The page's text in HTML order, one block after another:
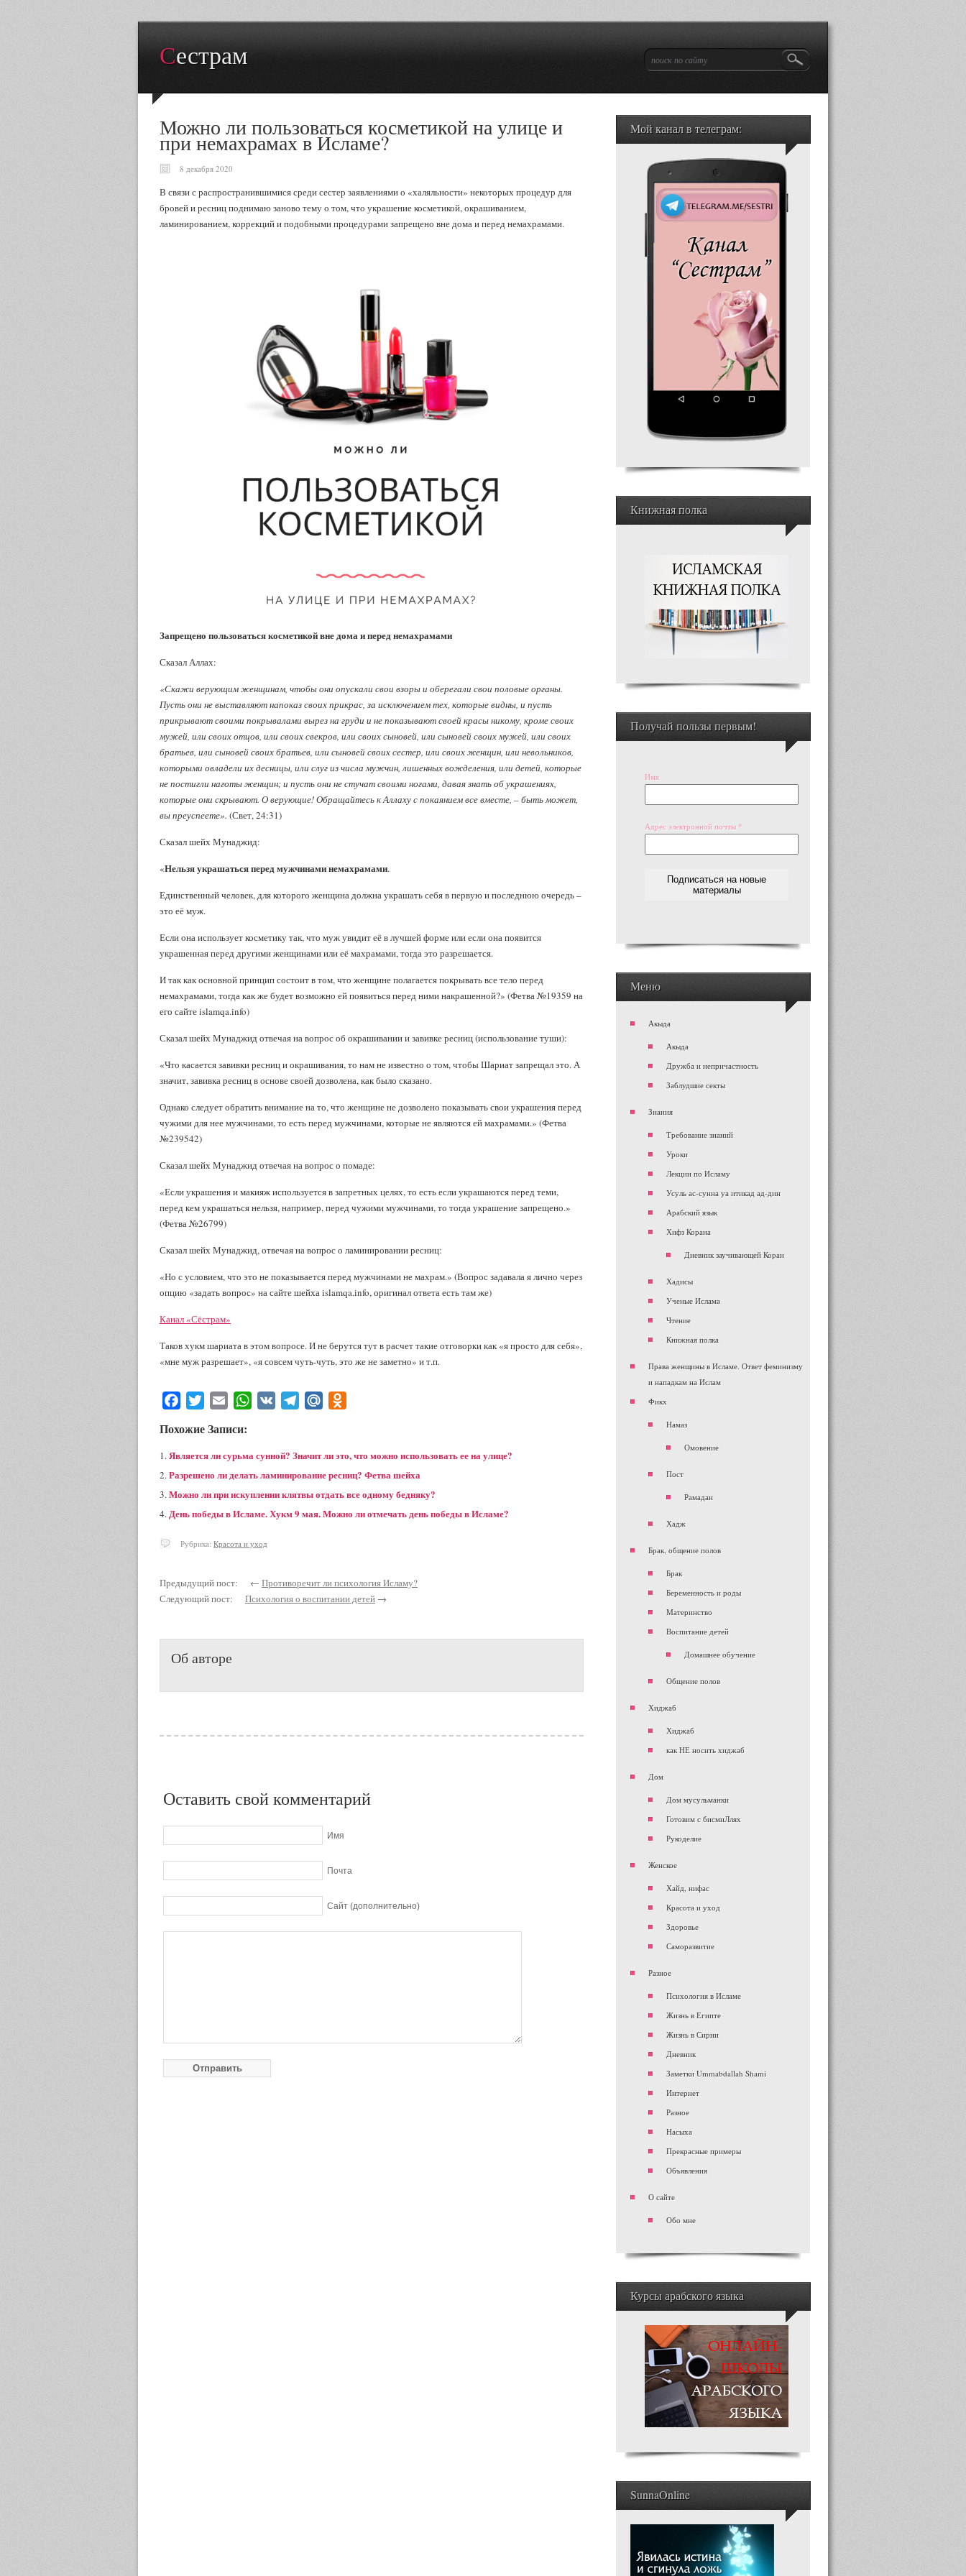
Сестрам
Можно ли пользоваться косметикой на улице и
при немахрамах в Исламе?
8 декабря 2020
В связи с распространившимися среди сестер заявлениями о «халяльности» некоторых процедур для
бровей и ресниц поднимаю заново тему о том, что украшение косметикой, окрашиванием,
ламинированием, коррекций и подобными процедурами запрещено вне дома и перед немахрамами.
Запрещено пользоваться косметикой вне дома и перед немахрамами
Сказал Аллах:
«Скажи верующим женщинам, чтобы они опускали свои взоры и оберегали свои половые органы.
Пусть они не выставляют напоказ своих прикрас, за исключением тех, которые видны, и пусть
прикрывают своими покрывалами вырез на груди и не показывают своей красы никому, кроме своих
мужей, или своих отцов, или своих свекров, или своих сыновей, или сыновей своих мужей, или своих
братьев, или сыновей своих братьев, или сыновей своих сестер, или своих женщин, или невольников,
которыми овладели их десницы, или слуг из числа мужчин, лишенных вожделения, или детей, которые
не постигли наготы женщин; и пусть они не стучат своими ногами, давая знать об украшениях,
которые они скрывают. О верующие! Обращайтесь к Аллаху с покаянием все вместе, – быть может,
вы преуспеете». (Свет, 24:31)
Сказал шейх Мунаджид:
«Нельзя украшаться перед мужчинами немахрамами.
Единственный человек, для которого женщина должна украшать себя в первую и последнюю очередь –
это её муж.
Если она использует косметику так, что муж увидит её в лучшей форме или если она появится
украшенная перед другими женщинами или её махрамами, тогда это разрешается.
И так как основной принцип состоит в том, что женщине полагается покрывать все тело перед
немахрамами, тогда как же будет возможно ей появиться перед ними накрашенной?» (Фетва №19359 на
его сайте islamqa.info)
Сказал шейх Мунаджид отвечая на вопрос об окрашивании и завивке ресниц (использование туши):
«Что касается завивки ресниц и окрашивания, то нам не известно о том, чтобы Шариат запрещал это. А
значит, завивка ресниц в основе своей дозволена, как было сказано.
Однако следует обратить внимание на то, что женщине не дозволено показывать свои украшения перед
чужими для нее мужчинами, то есть перед мужчинами, которые не являются ей махрамами.» (Фетва
№239542)
Сказал шейх Мунаджид отвечая на вопрос о помаде:
«Если украшения и макияж используется в запретных целях, то есть если украшаются перед теми,
перед кем украшаться нельзя, например, перед чужими мужчинами, то тогда украшение запрещено.»
(Фетва №26799)
Сказал шейх Мунаджид, отвечая на вопрос о ламинировании ресниц:
«Но с условием, что это не показывается перед мужчинами не махрам.» (Вопрос задавала я лично через
опцию «задать вопрос» на сайте шейха islamqa.info, оригинал ответа есть там же)
Канал «Сёстрам»
Таков хукм шариата в этом вопросе. И не берутся тут в расчет такие отговорки как «я просто для себя»,
«мне муж разрешает», «я совсем чуть-чуть, это же не заметно» и т.п.
Facebook
Twitter Email WhatsApp
VK TelegramMail.Ru
Похожие Записи:
Является ли сурьма сунной? Значит ли это, что можно использовать ее на улице?
Разрешено ли делать ламинирование ресниц? Фетва шейха
Можно ли при искуплении клятвы отдать все одному бедняку?
День победы в Исламе. Хукм 9 мая. Можно ли отмечать день победы в Исламе?
Рубрика: Красота и уход
Предыдущий пост: ← Противоречит ли психология Исламу?
Следующий пост: Психология о воспитании детей →
Об авторе
Оставить свой комментарий
Имя
Почта
Сайт (дополнительно)
Мой канал в телеграм:
Книжная полка
Получай пользы первым!
Имя
Адрес электронной почты *
Меню
Акыда
Акыда
Дружба и непричастность
Заблудшие секты
Знания
Требование знаний
Уроки
Лекции по Исламу
Усуль ас-сунна уа итикад ад-дин
Арабский язык
Хифз Корана
Дневник заучивающей Коран
Хадисы
Ученые Ислама
Чтение
Книжная полка
Права женщины в Исламе. Ответ феминизму
и нападкам на Ислам
Фикх
Намаз
Омовение
Пост
Рамадан
Хадж
Брак, общение полов
Брак
Беременность и роды
Материнство
Воспитание детей
Домашнее обучение
Общение полов
Хиджаб
Хиджаб
как НЕ носить хиджаб
Дом
Дом мусульманки
Готовим с бисмиЛлях
Рукоделие
Женское
Хайд, нифас
Красота и уход
Здоровье
Саморазвитие
Разное
Психология в Исламе
Жизнь в Египте
Жизнь в Сирии
Дневник
Заметки Ummabdallah Shami
Интернет
Разное
Насыха
Прекрасные примеры
Объявления
О сайте
Обо мне
Курсы арабского языка
SunnaOnline